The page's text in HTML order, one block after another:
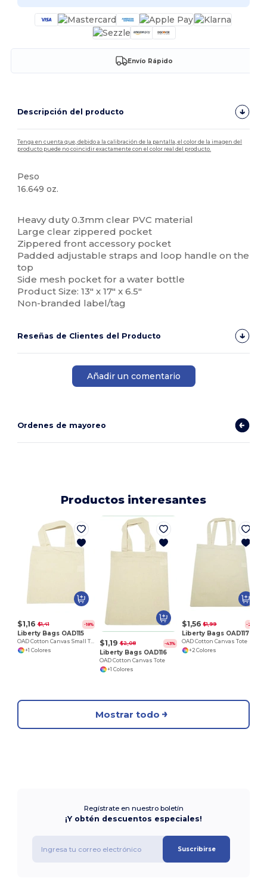
Envío Rápido
Descripción del producto
Tenga en cuenta que, debido a la calibración de la pantalla, el color de la imagen del
producto puede no coincidir exactamente con el color real del producto.
Peso
16.649 oz.
Heavy duty 0.3mm clear PVC material
Large clear zippered pocket
Zippered front accessory pocket
Padded adjustable straps and loop handle on the
top
Side mesh pocket for a water bottle
Product Size: 13" x 17" x 6.5"
Non-branded label/tag
Reseñas de Clientes del Producto
Añadir un comentario
Ordenes de mayoreo
Productos interesantes
$1,16 $1,41 -18%
Liberty Bags OAD115
OAD Cotton Canvas Small Tote
+1 Colores
$1,19 $2,08 -43%
Liberty Bags OAD116
OAD Cotton Canvas Tote
+1 Colores
$1,56 $1,99 -22%
Liberty Bags OAD117
OAD Cotton Canvas Tote
+2 Colores
Mostrar todo
Regístrate en nuestro boletín
¡Y obtén descuentos especiales!
Suscribirse